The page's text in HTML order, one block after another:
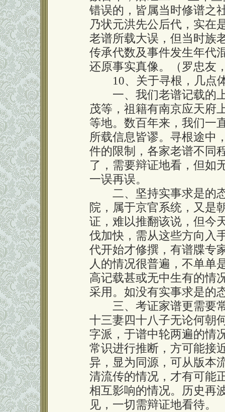
错误的，皆属当时修谱之
乃状元洪先公后代，实在
老谱所载大误，但当时族
传承代数及事件发生年代
还原事实真像。（罗忠友
10、关于寻根，几点
一、我们老谱记载的
茂等，祖籍有南京应天府
等地。数百年来，我们一
所载信息皆谬。寻根途中
件的限制，各家老谱不同
了，需要辩证地看，但如
一误再误。
二、坚持实事求是的态
院，属于京官系统，又是
证，难以推翻该说，但今
伐加快，需从这些方向入
代开始才修撰，有谱牒专
人的情况很普遍，不单单
高记载甚或无中生有的情
采用。如没有实事求是的
三、考证家谱更需要常
十三妻四十八子无论何朝
字派，于谱中轮两遍的情
常识进行推断，方可能接
异，显为同源，可从版本
清流传的情况，才有可能
相互影响的情况。历史再
见，一切需辩证地看待。